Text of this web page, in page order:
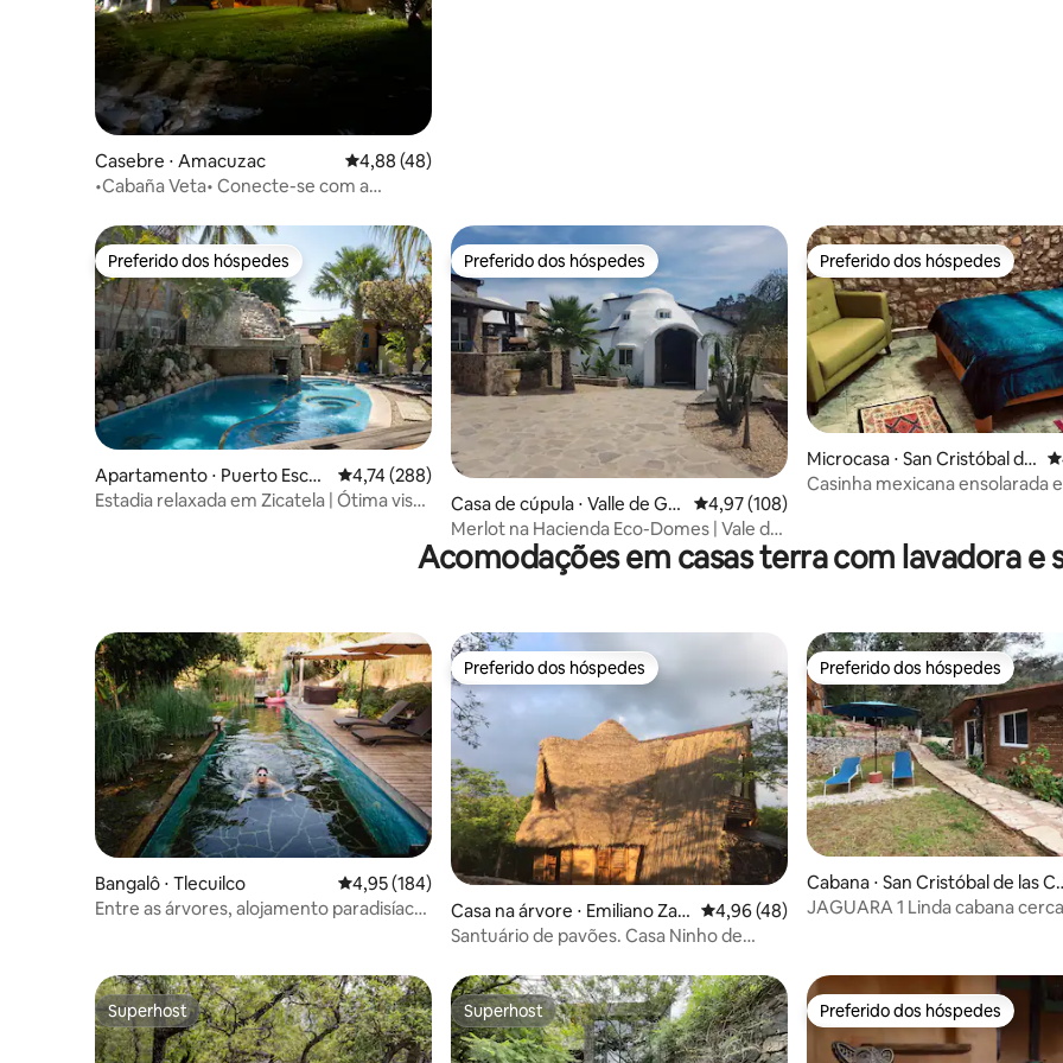
Casebre ⋅ Amacuzac 4,88 de uma avaliação média de 5, 48 avaliações
4,88 (48)
•Cabaña Veta• Conecte-se com a
Preferido dos hóspedes
Preferido dos hóspedes
Apartamento ⋅ Puerto Esco
ndido
4,74 de uma avaliação média de 5, 288 avaliações
4,74 (288)
Estadia relaxada em Zicatela | Ótima vista
Preferido dos hóspedes
Preferido dos hóspedes
Casa de cúpula ⋅ Valle de Gu
adalupe
4,97 de uma avaliação média de 5, 108
4,97 (108)
Merlot na Hacienda Eco-Domes | Vale de
Guadalupe
Preferido dos hóspedes
Preferido dos hóspedes
Microcasa ⋅ San Cristóbal de
las Casas
Casinha mexicana ensolarada e
Acomodações em casas terra com lavadora e
Bangalô ⋅ Tlecuilco 4,95 de uma avaliação média de 5, 184 avaliações
4,95 (184)
Entre as árvores, alojamento paradisíaco,
Preferido dos hóspedes
Preferido dos hóspedes
Casa na árvore ⋅ Emiliano Zap
ata
4,96 de uma avaliação média de 5, 48
4,96 (48)
Santuário de pavões. Casa Ninho de
Preferido dos hóspedes
Preferido dos hóspedes
Cabana ⋅ San Cristóbal de las
as
JAGUARA 1 Linda cabana
Superhost
Superhost Superhost
Superhost Preferido dos hóspedes
Preferido dos hóspedes